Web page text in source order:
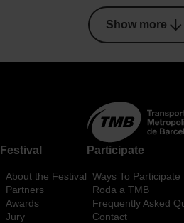
Show more
Festival
About the Festival
Partners
Awards
Jury
Participate
Ways To Participate
Roda a TMB
Frequently Asked
Contact